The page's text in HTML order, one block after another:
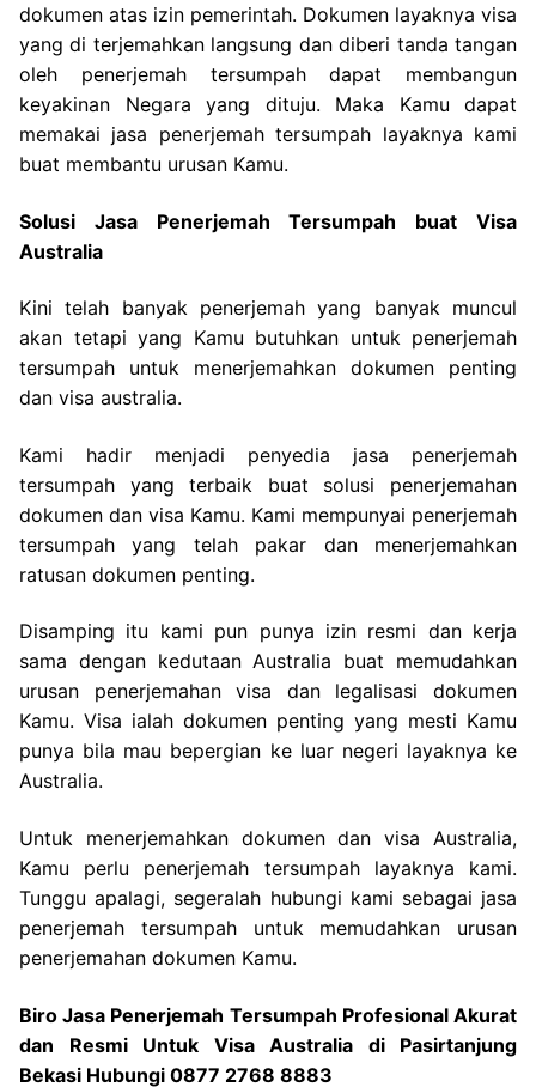
dokumen atas izin pemerintah. Dokumen layaknya visa
yang di terjemahkan langsung dan diberi tanda tangan
oleh penerjemah tersumpah dapat membangun
keyakinan Negara yang dituju. Maka Kamu dapat
memakai jasa penerjemah tersumpah layaknya kami
buat membantu urusan Kamu.
Solusi Jasa Penerjemah Tersumpah buat Visa
Australia
Kini telah banyak penerjemah yang banyak muncul
akan tetapi yang Kamu butuhkan untuk penerjemah
tersumpah untuk menerjemahkan dokumen penting
dan visa australia.
Kami hadir menjadi penyedia jasa penerjemah
tersumpah yang terbaik buat solusi penerjemahan
dokumen dan visa Kamu. Kami mempunyai penerjemah
tersumpah yang telah pakar dan menerjemahkan
ratusan dokumen penting.
Disamping itu kami pun punya izin resmi dan kerja
sama dengan kedutaan Australia buat memudahkan
urusan penerjemahan visa dan legalisasi dokumen
Kamu. Visa ialah dokumen penting yang mesti Kamu
punya bila mau bepergian ke luar negeri layaknya ke
Australia.
Untuk menerjemahkan dokumen dan visa Australia,
Kamu perlu penerjemah tersumpah layaknya kami.
Tunggu apalagi, segeralah hubungi kami sebagai jasa
penerjemah tersumpah untuk memudahkan urusan
penerjemahan dokumen Kamu.
Biro Jasa Penerjemah Tersumpah Profesional Akurat
dan Resmi Untuk Visa Australia di Pasirtanjung
Bekasi Hubungi 0877 2768 8883